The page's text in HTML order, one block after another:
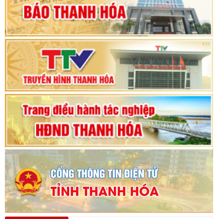
Phiên thảo luận Kỳ họp thứ 24, HĐND tỉnh
Thanh Hóa khóa XVIII, nhiệm kỳ 2021 - 2026
Bế mạc Kỳ họp thứ hai bốn, Hội đồng nhân dân
tỉnh khoá XVIII